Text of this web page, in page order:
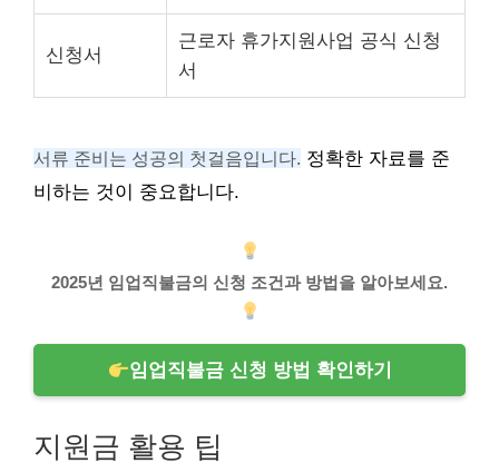
신청서
근로자 휴가지원사업 공식 신청
서
서류 준비는 성공의 첫걸음입니다. 정확한 자료를 준
비하는 것이 중요합니다.
2025년 임업직불금의 신청 조건과 방법을 알아보세요.
임업직불금 신청 방법 확인하기
지원금 활용 팁